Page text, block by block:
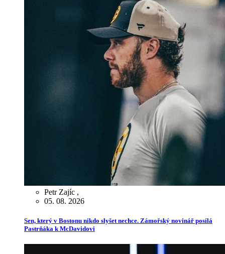
Petr Zajíc ,
05. 08. 2026
Sen, který v Bostonu nikdo slyšet nechce. Zámořský novinář posílá
Pastrňáka k McDavidovi